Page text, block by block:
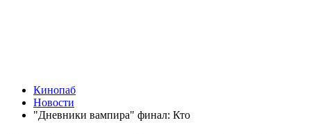
Кинопаб
Новости
"Дневники вампира" финал: Кто